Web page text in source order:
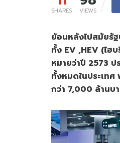
SHARES VIEWS
ย้อนหลังไปสมัยรั
ทั้ง EV ,HEV (ไฮ
หมายว่าปี 2573 ป
ทั้งหมดในประเทศ
กว่า 7,000 ล้านบ